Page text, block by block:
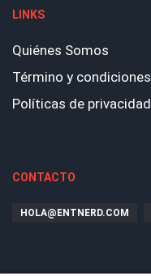
LINKS
Quiénes Somos
Término y condiciones
Políticas de privacidad
CONTACTO
HOLA@ENTNERD.COM